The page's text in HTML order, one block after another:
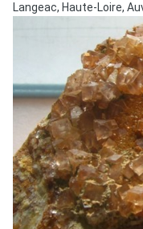
Langeac, Haute-Loire,